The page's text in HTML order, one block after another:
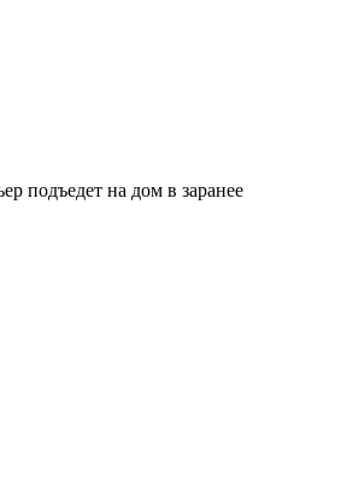
подъедет на дом в заранее